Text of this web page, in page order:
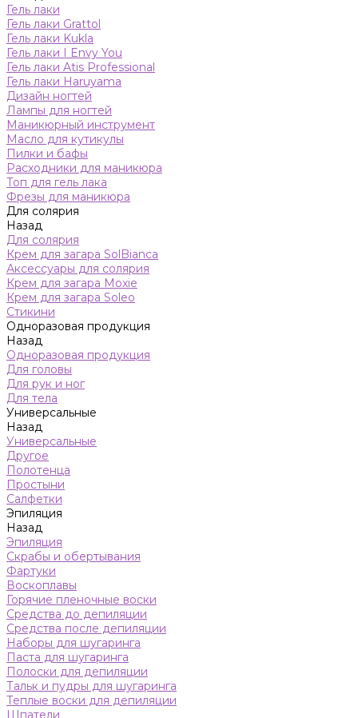
Гель лаки
Гель лаки Grattol
Гель лаки Kukla
Гель лаки I Envy You
Гель лаки Atis Professional
Гель лаки Haruyama
Дизайн ногтей
Лампы для ногтей
Маникюрный инструмент
Масло для кутикулы
Пилки и бафы
Расходники для маникюра
Топ для гель лака
Фрезы для маникюра
Для солярия
Назад
Для солярия
Крем для загара SolBianca
Аксессуары для солярия
Крем для загара Moxie
Крем для загара Soleo
Стикини
Одноразовая продукция
Назад
Одноразовая продукция
Для головы
Для рук и ног
Для тела
Универсальные
Назад
Универсальные
Другое
Полотенца
Простыни
Салфетки
Эпиляция
Назад
Эпиляция
Скрабы и обертывания
Фартуки
Воскоплавы
Горячие пленочные воски
Средства до депиляции
Средства после депиляции
Наборы для шугаринга
Паста для шугаринга
Полоски для депиляции
Тальк и пудры для шугаринга
Теплые воски для депиляции
Шпатели